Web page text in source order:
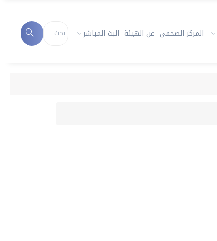
المركز الصحفى عن الهيئة البث المباشر